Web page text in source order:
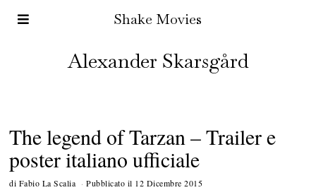
Shake Movies
Alexander Skarsgård
The legend of Tarzan – Trailer e
poster italiano ufficiale
di Fabio La Scalia Pubblicato il 12 Dicembre 2015